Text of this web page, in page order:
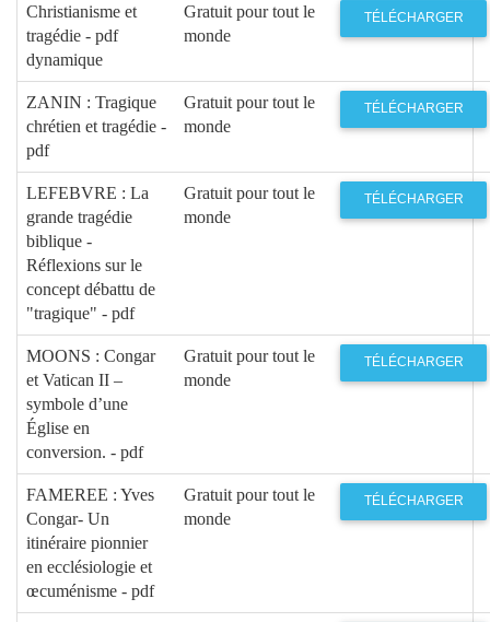
Christianisme et
tragédie - pdf
dynamique
Gratuit pour tout le
monde
TÉLÉCHARGER
ZANIN : Tragique
chrétien et tragédie -
pdf
Gratuit pour tout le
monde
TÉLÉCHARGER
LEFEBVRE : La
grande tragédie
biblique -
Réflexions sur le
concept débattu de
"tragique" - pdf
Gratuit pour tout le
monde
TÉLÉCHARGER
MOONS : Congar
et Vatican II –
symbole d’une
Église en
conversion. - pdf
Gratuit pour tout le
monde
TÉLÉCHARGER
FAMEREE : Yves
Congar- Un
itinéraire pionnier
en ecclésiologie et
œcuménisme - pdf
Gratuit pour tout le
monde
TÉLÉCHARGER